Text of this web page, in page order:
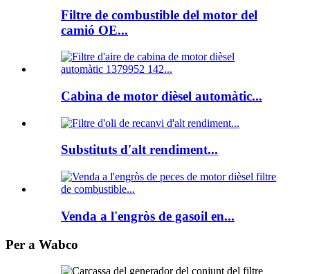
Filtre de combustible del motor del
camió OE...
Cabina de motor dièsel automàtic...
Substituts d'alt rendiment...
Venda a l'engròs de gasoil en...
Per a Wabco